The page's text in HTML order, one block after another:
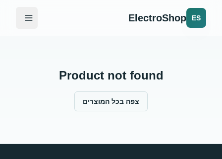
ES
ElectroShop
Product not found
צפה בכל המוצרים